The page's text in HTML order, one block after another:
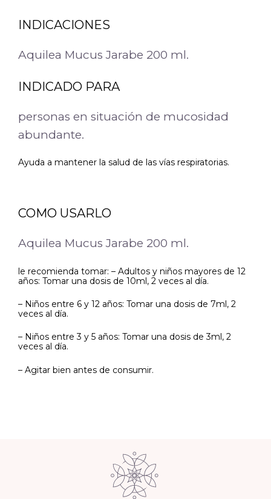
INDICACIONES
Aquilea Mucus Jarabe 200 ml.
INDICADO PARA
personas en situación de mucosidad
abundante.
Ayuda a mantener la salud de las vías respiratorias.
COMO USARLO
Aquilea Mucus Jarabe 200 ml.
le recomienda tomar: – Adultos y niños mayores de 12
años: Tomar una dosis de 10ml, 2 veces al día.
– Niños entre 6 y 12 años: Tomar una dosis de 7ml, 2
veces al día.
– Niños entre 3 y 5 años: Tomar una dosis de 3ml, 2
veces al día.
– Agitar bien antes de consumir.